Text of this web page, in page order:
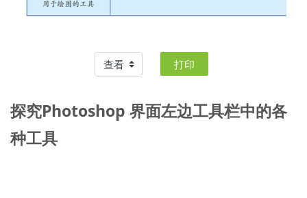
打印
探究Photoshop 界面左边工具栏中的各
种工具